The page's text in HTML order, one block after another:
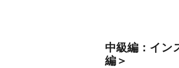
中級編：イン
編＞